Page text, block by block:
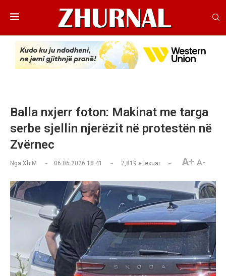
Balla nxjerr foton: Makinat me targa
serbe sjellin njerëzit në protestën në
Zvërnec
Nga Xh M 06.06.2026 18:41 2,819 e lexuar A+ A-